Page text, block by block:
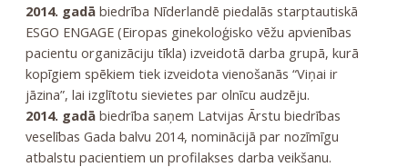
2014. gadābiedrība Nīderlandē piedalās starptautiskā
ESGO ENGAGE (Eiropas ginekoloģisko vēžu apvienības
pacientu organizāciju tīkla) izveidotā darba grupā, kurā
kopīgiem spēkiem tiek izveidota vienošanās “Viņai ir
jāzina”, lai izglītotu sievietes par olnīcu audzēju.
2014. gadābiedrība saņem Latvijas Ārstu biedrības
veselības Gada balvu 2014, nominācijā par nozīmīgu
atbalstu pacientiem un profilakses darba veikšanu.